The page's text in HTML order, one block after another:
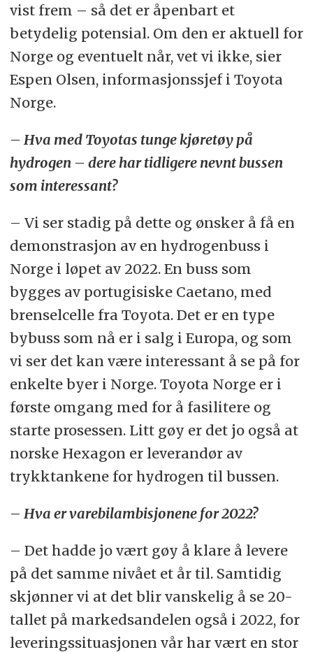
vist frem – så det er åpenbart et
betydelig potensial. Om den er aktuell for
Norge og eventuelt når, vet vi ikke, sier
Espen Olsen, informasjonssjef i Toyota
Norge.
– Hva med Toyotas tunge kjøretøy på
hydrogen – dere har tidligere nevnt bussen
som interessant?
– Vi ser stadig på dette og ønsker å få en
demonstrasjon av en hydrogenbuss i
Norge i løpet av 2022. En buss som
bygges av portugisiske Caetano, med
brenselcelle fra Toyota. Det er en type
bybuss som nå er i salg i Europa, og som
vi ser det kan være interessant å se på for
enkelte byer i Norge. Toyota Norge er i
første omgang med for å fasilitere og
starte prosessen. Litt gøy er det jo også at
norske Hexagon er leverandør av
trykktankene for hydrogen til bussen.
– Hva er varebilambisjonene for 2022?
– Det hadde jo vært gøy å klare å levere
på det samme nivået et år til. Samtidig
skjønner vi at det blir vanskelig å se 20-
tallet på markedsandelen også i 2022, for
leveringssituasjonen vår har vært en stor